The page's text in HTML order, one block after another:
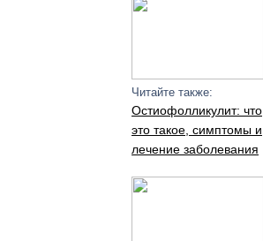
Читайте также:
Остиофолликулит: что
это такое, симптомы и
лечение заболевания